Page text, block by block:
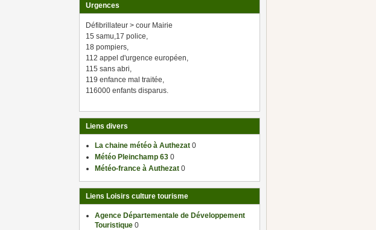
Urgences
Défibrillateur > cour Mairie
15 samu,17 police,
18 pompiers,
112 appel d'urgence européen,
115 sans abri,
119 enfance mal traitée,
116000 enfants disparus.
Liens divers
La chaine météo à Authezat 0
Météo Pleinchamp 63 0
Météo-france à Authezat 0
Liens Loisirs culture tourisme
Agence Départementale de Développement
Touristique 0